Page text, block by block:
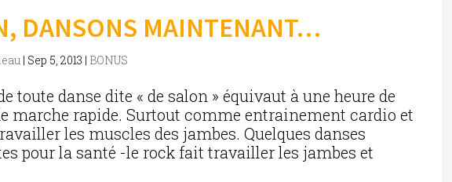
DANSONS MAINTENANT…
| Sep 5, 2013 | BONUS
toute danse dite « de salon » équivaut à une heure de
marche rapide. Surtout comme entrainement cardio et
les muscles des jambes. Quelques danses
pour la santé -le rock fait travailler les jambes et